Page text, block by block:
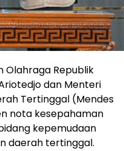
Olahraga Republik
dan Menteri
Tertinggal (Mendes
nota kesepahaman
kepemudaan
daerah tertinggal.